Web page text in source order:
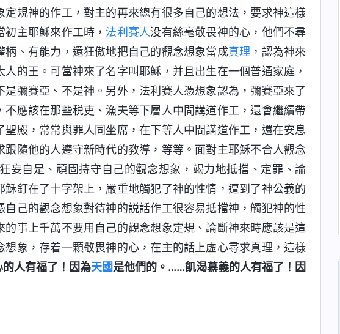
規神的作工，對主的再來總有很多自己的想法，要求神這樣
主耶穌來作工時， 法利賽人没有絲毫敬畏神的心，他們不尋
、有能力，還狂傲地把自己的觀念想象當成真理 ，認為神來
的王。可當神來了名字叫耶穌，并且出生在一個普通家庭，
彌賽亞、不是神。另外，法利賽人憑想象認為，彌賽亞來了
應該在那些税吏、漁夫等下層人中間講道作工，還會繼續帶
殿，常常與罪人同坐席，在下等人中間講道作工，還在安息
隨他的人遵守新時代的教導，等等。面對主耶穌不合人觀念
妄自是、頑固持守自己的觀念想象，竭力地抵擋、定罪、論
釘在了十字架上，嚴重地觸犯了神的性情，遭到了神公義的
己的觀念想象對待神的説話作工很容易抵擋神，觸犯神的性
事上千萬不要用自己的觀念想象定規、論斷神來時應該是這
象，存着一顆敬畏神的心，在主的話上虚心尋求真理，這樣
的人有福了！因為天國是他們的。……飢渴慕義的人有福了！因